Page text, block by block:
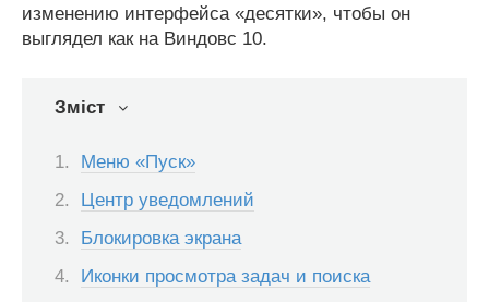
изменению интерфейса «десятки», чтобы он
выглядел как на Виндовс 10.
Зміст
Меню «Пуск»
Центр уведомлений
Блокировка экрана
Иконки просмотра задач и поиска